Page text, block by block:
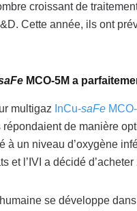
croissant de
Cette année, ils ont
MCO-5M a
multigaz InCu-saFe
de manière
à un niveau d’oxygène
et l’IVI a décidé
se développe